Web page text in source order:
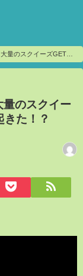
量のスクイーズGETに
量のスクイー
きた！？